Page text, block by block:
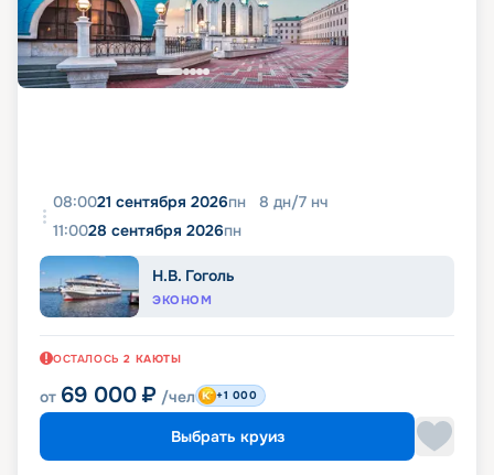
08:0021 сентября 2026пн 8 дн/7 нч
11:0028 сентября 2026пн
Н.В. Гоголь
ЭКОНОМ
ОСТАЛОСЬ 2 КАЮТЫ
от 69 000 ₽ /чел +1 000
Выбрать круиз